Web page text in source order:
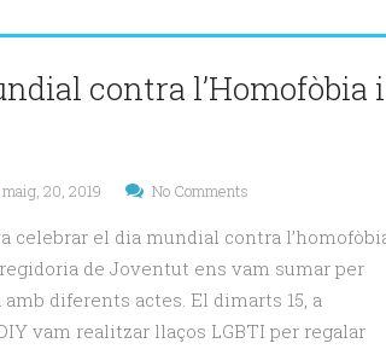
contra l’Homofòbia i
maig, 20, 2019 No Comments
celebrar el dia mundial contra
de Joventut ens vam sumar per
diferents actes. El dimarts 15, a
vam realitzar llaços LGBTI per regalar